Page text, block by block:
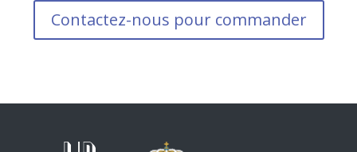
Contactez-nous pour commander